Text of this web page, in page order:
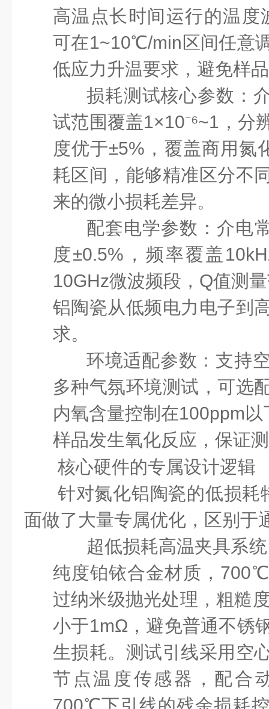
高温点长时间运行的温
可在1~10℃/min区间任意
低应力升温要求，避免样
损耗测试核心参数 ：
试范围覆盖1×10⁻⁶~1，分
度优于±5%，覆盖商用
耗区间，能够精准区分不
来的微小损耗差异。
配套电学参数 ：介电
度±0.5%，频率覆盖
10GHz微波频段，Q值测
铝陶瓷从低频电力电子到
求。
环境适配参数 ：支持
多种气氛环境测试，可选
内氧含量控制在100ppm
样品发生氧化反应，保证
核心硬件的专属设计逻辑
针对氮化铝陶瓷的低损耗
面做了大量专属优化，区别于
超低损耗高温夹具系统
纯度铂铱合金材质，
过纳米级抛光处理，粗糙
小于1mΩ，避免普通不锈
生损耗。测试引线采用空
节点温度传感器，配合